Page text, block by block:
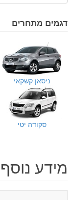
דגמים מתחרים
ניסאן קשקאי
סקודה יטי
מידע